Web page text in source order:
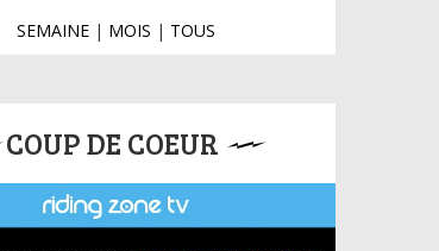
SEMAINE| MOIS | TOUS
COUP DE COEUR